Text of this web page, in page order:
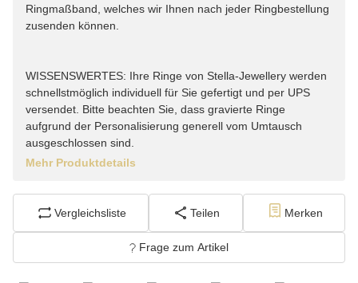
Ringmaßband, welches wir Ihnen nach jeder Ringbestellung
zusenden können.
WISSENSWERTES: Ihre Ringe von Stella-Jewellery werden
schnellstmöglich individuell für Sie gefertigt und per UPS
versendet. Bitte beachten Sie, dass gravierte Ringe
aufgrund der Personalisierung generell vom Umtausch
ausgeschlossen sind.
Mehr Produktdetails
Vergleichsliste Teilen Merken
Frage zum Artikel